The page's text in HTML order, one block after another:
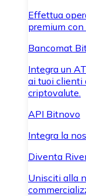
Effettua
premium
Bancomat
Integra un
ai tuoi clienti
criptovalute.
API Bitnovo
Integra la
Diventa
Unisciti alla